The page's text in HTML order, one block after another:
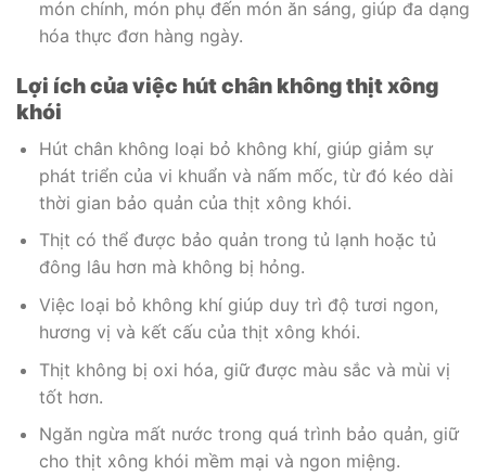
món chính, món phụ đến món ăn sáng, giúp đa dạng
hóa thực đơn hàng ngày.
Lợi ích của việc hút chân không thịt xông
khói
Hút chân không loại bỏ không khí, giúp giảm sự
phát triển của vi khuẩn và nấm mốc, từ đó kéo dài
thời gian bảo quản của thịt xông khói.
Thịt có thể được bảo quản trong tủ lạnh hoặc tủ
đông lâu hơn mà không bị hỏng.
Việc loại bỏ không khí giúp duy trì độ tươi ngon,
hương vị và kết cấu của thịt xông khói.
Thịt không bị oxi hóa, giữ được màu sắc và mùi vị
tốt hơn.
Ngăn ngừa mất nước trong quá trình bảo quản, giữ
cho thịt xông khói mềm mại và ngon miệng.